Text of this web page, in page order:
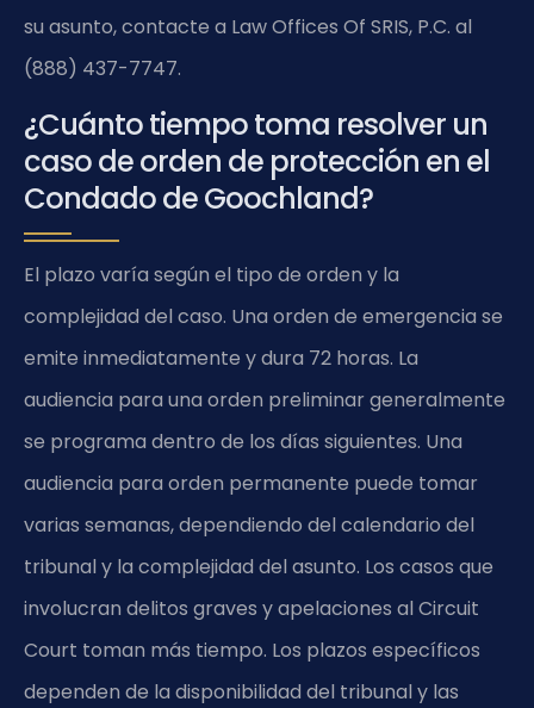
su asunto, contacte a Law Offices Of SRIS, P.C. al
(888) 437-7747.
¿Cuánto tiempo toma resolver un
caso de orden de protección en el
Condado de Goochland?
El plazo varía según el tipo de orden y la
complejidad del caso. Una orden de emergencia se
emite inmediatamente y dura 72 horas. La
audiencia para una orden preliminar generalmente
se programa dentro de los días siguientes. Una
audiencia para orden permanente puede tomar
varias semanas, dependiendo del calendario del
tribunal y la complejidad del asunto. Los casos que
involucran delitos graves y apelaciones al Circuit
Court toman más tiempo. Los plazos específicos
dependen de la disponibilidad del tribunal y las